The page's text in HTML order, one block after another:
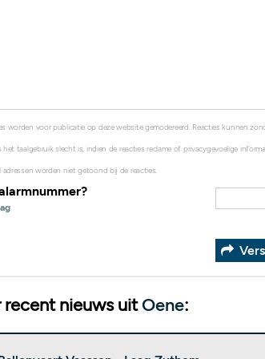
worden voor publicatie op deze website gemodereerd. Reacties kunnen
het taalgebruik slecht is, indien de reacties reclame of privacygevoelige
adressen worden niet getoond bij de reacties.
recent nieuws uitOene: